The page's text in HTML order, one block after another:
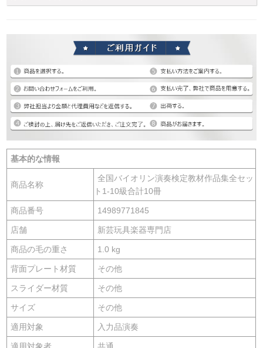
基本的な情報
商品名称
全国バイオリン演奏検定教材作品集全セッ
ト1-10級合計10冊
商品番号 14989771845
店舗 新芸玩具楽器専門店
商品の毛の重さ 1.0 kg
背面プレート材質 その他
スライダー材質 その他
サイズ その他
適用対象 入力品演奏